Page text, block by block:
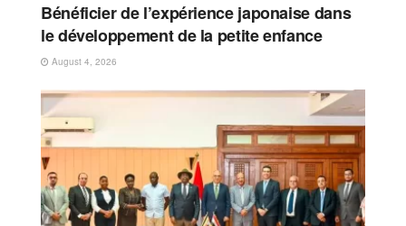
Bénéficier de l’expérience japonaise dans
le développement de la petite enfance
August 4, 2026